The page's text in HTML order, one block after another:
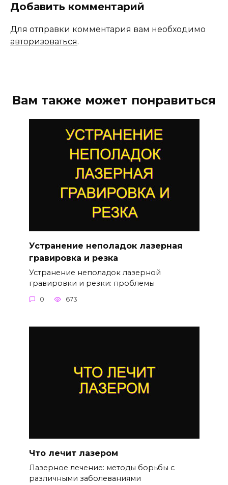
Добавить комментарий
Для отправки комментария вам необходимо
авторизоваться.
Вам также может понравиться
Устранение неполадок лазерная
гравировка и резка
Устранение неполадок лазерной
гравировки и резки: проблемы
0 673
Что лечит лазером
Лазерное лечение: методы борьбы с
различными заболеваниями